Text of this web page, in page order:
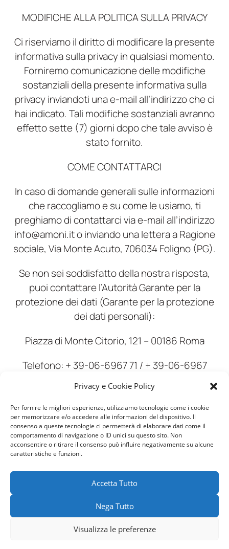
Privacy e Cookie Policy
Per fornire le migliori esperienze, utilizziamo tecnologie come i cookie
per memorizzare e/o accedere alle informazioni del dispositivo. Il
consenso a queste tecnologie ci permetterà di elaborare dati come il
comportamento di navigazione o ID unici su questo sito. Non
acconsentire o ritirare il consenso può influire negativamente su alcune
caratteristiche e funzioni.
Accetta Tutto
Nega Tutto
Visualizza le preferenze
MODIFICHE ALLA POLITICA SULLA PRIVACY
Ci riserviamo il diritto di modificare la presente
informativa sulla privacy in qualsiasi momento.
Forniremo comunicazione delle modifiche
sostanziali della presente informativa sulla
privacy inviandoti una e-mail all’indirizzo che ci
hai indicato. Tali modifiche sostanziali avranno
effetto sette (7) giorni dopo che tale avviso è
stato fornito.
COME CONTATTARCI
In caso di domande generali sulle informazioni
che raccogliamo e su come le usiamo, ti
preghiamo di contattarci via e-mail all’indirizzo
info@amoni.it o inviando una lettera a Ragione
sociale, Via Monte Acuto, 706034 Foligno (PG).
Se non sei soddisfatto della nostra risposta,
puoi contattare l’Autorità Garante per la
protezione dei dati (Garante per la protezione
dei dati personali):
Piazza di Monte Citorio, 121 – 00186 Roma
Telefono: + 39-06-6967 71 / + 39-06-6967
72917
E-mail: urp@gpdp.it .
| Ragione sociale: Aldo e Roberto Amoni s.n.c. Sede